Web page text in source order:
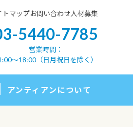
トマップお問い合わせ人材募集
5440-7785
営業時間：
〜18:00（日月祝日を除く）
アンティアンについて